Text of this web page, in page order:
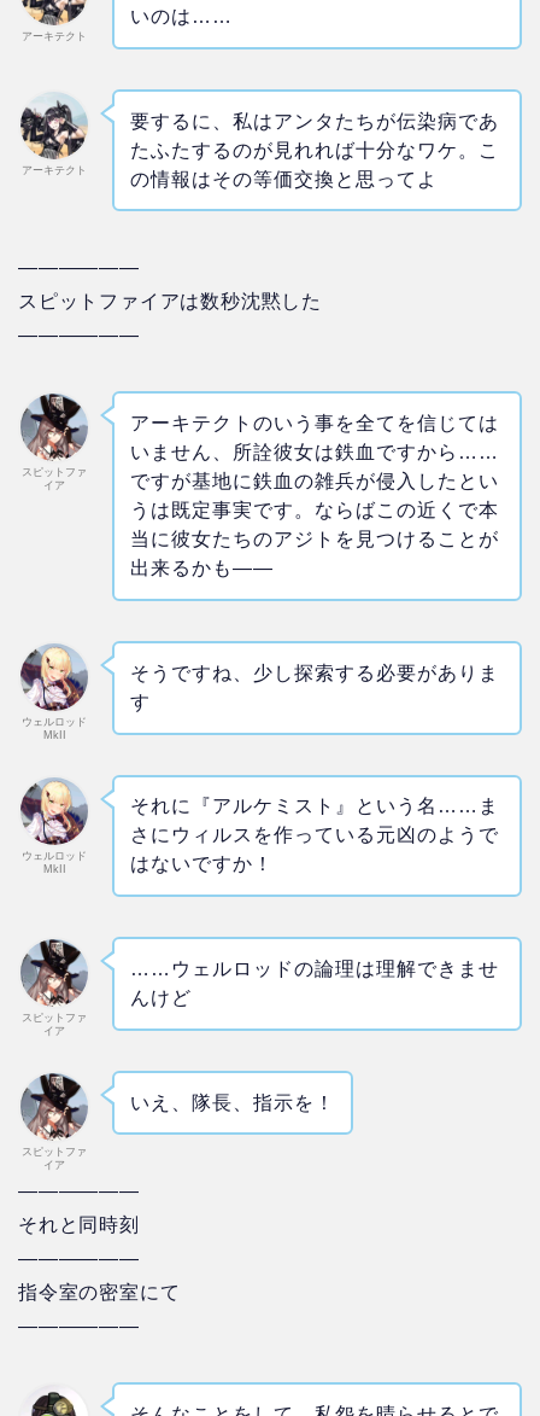
アーキテクト
いのは……
アーキテクト
要するに、私はアンタたちが伝染病であ
たふたするのが見れれば十分なワケ。こ
の情報はその等価交換と思ってよ
——————
スピットファイアは数秒沈黙した
——————
スピットファ
イア
アーキテクトのいう事を全てを信じては
いません、所詮彼女は鉄血ですから……
ですが基地に鉄血の雑兵が侵入したとい
うは既定事実です。ならばこの近くで本
当に彼女たちのアジトを見つけることが
出来るかも――
ウェルロッド
MkII
そうですね、少し探索する必要がありま
す
ウェルロッド
MkII
それに『アルケミスト』という名……ま
さにウィルスを作っている元凶のようで
はないですか！
スピットファ
イア
……ウェルロッドの論理は理解できませ
んけど
スピットファ
イア
いえ、隊長、指示を！
——————
それと同時刻
——————
指令室の密室にて
——————